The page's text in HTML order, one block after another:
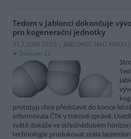
Tedom v Jablonci dokončuje
pro kogenerační jednotky
31.7.2026 10:05 | JABLONEC NAD NISOU (
Diskuse: 22
prototyp chce představit do konce
informovala ČTK v tiskové zprávě.
světě dokáže ve střednědobém
technologie produkovat zcela